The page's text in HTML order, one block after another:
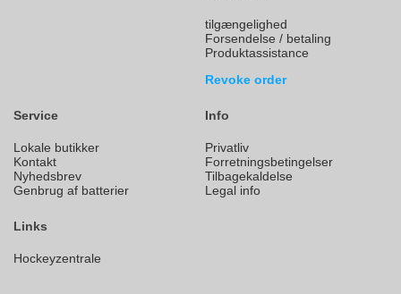
tilgængelighed
Forsendelse / betaling
Produktassistance
Revoke order
Service
Lokale butikker
Kontakt
Nyhedsbrev
Genbrug af batterier
Info
Privatliv
Forretningsbetingelser
Tilbagekaldelse
Legal info
Links
Hockeyzentrale